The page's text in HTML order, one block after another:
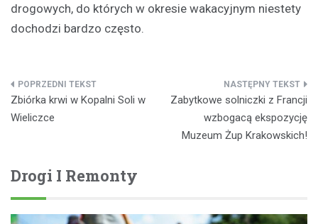
drogowych, do których w okresie wakacyjnym niestety
dochodzi bardzo często.
Nawigacja
wpisu
Zbiórka krwi w Kopalni Soli w
Wieliczce
Zabytkowe solniczki z Francji
wzbogacą ekspozycję
Muzeum Żup Krakowskich!
Drogi I Remonty